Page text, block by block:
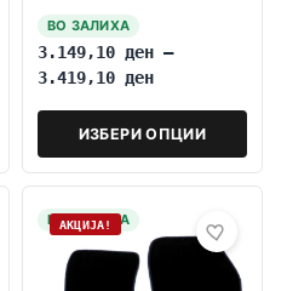
ВО ЗАЛИХА
3.149,10 ден –
3.419,10 ден
ИЗБЕРИ ОПЦИИ
НА ЗАЛИХА
АКЦИЈА!